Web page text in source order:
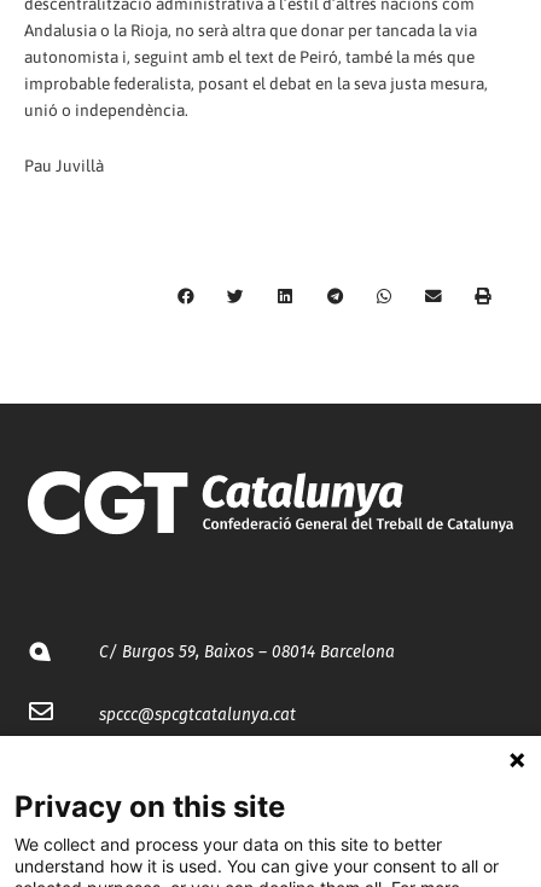
Andalusia o la Rioja, no serà altra que donar per tancada la via
autonomista i, seguint amb el text de Peiró, també la més que
improbable federalista, posant el debat en la seva justa mesura,
unió o independència.
Pau Juvillà
C/ Burgos 59, Baixos – 08014 Barcelona
spccc@spcgtcatalunya.cat
@CGTCatalunya
Privacy on this site
We collect and process your data on this site to better
understand how it is used. You can give your consent to all or